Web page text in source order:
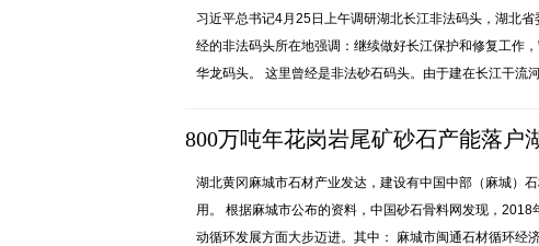
沿长江连续考察长江沿岸
习近平总书记4月25日上午调研湖北长江非法码头，湖北
经的非法码头所在地强调：继续做好长江保护和修复工作
华龙码头。 这里曾经是非法砂石码头。由于建在长江干流
800万吨年花岗岩尾矿砂石产能落户
湖北黄冈麻城市石材产业发达，建设有中国中部（麻城）
用。 根据麻城市公布的资料，中国砂石骨料网发现，
动循环发展方面大步迈进。其中： 麻城市闽通石材循环经